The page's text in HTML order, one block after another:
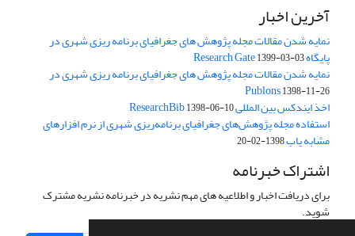
آخرین اخبار
نمایه شدن مقالات مجله پژوهش های جغرافیای برنامه ریزی شهری در
پایگاه Research Gate1399-03-03
نمایه شدن مقالات مجله پژوهش های جغرافیای برنامه ریزی شهری در
Publons1398-11-26
اخذ ایندکس بین المللی ResearchBib1398-06-10
استفاده مجله پژوهش‌های جغرافیای برنامه‌ریزی شهری از نرم افزارهای
مشابه یاب1398-02-20
اشتراک خبرنامه
برای دریافت اخبار و اطلاعیه های مهم نشریه در خبرنامه نشریه مشترک
شوید.